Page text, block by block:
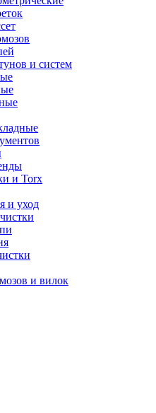
и систем
и Torx
и уход
и вилок